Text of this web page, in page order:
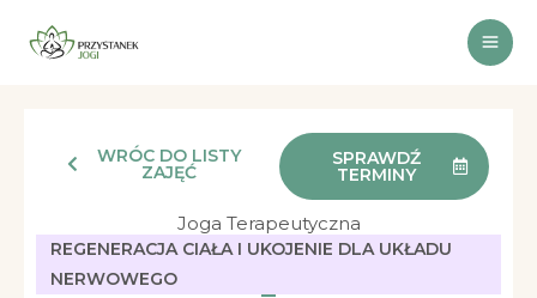
SPRAWDŹ
TERMINY
WRÓC DO LISTY
ZAJĘĆ
Joga Terapeutyczna
REGENERACJA CIAŁA I UKOJENIE DLA UKŁADU
NERWOWEGO